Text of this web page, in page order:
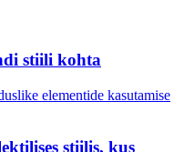
stiili kohta
elementide kasutamise
stiilis, kus